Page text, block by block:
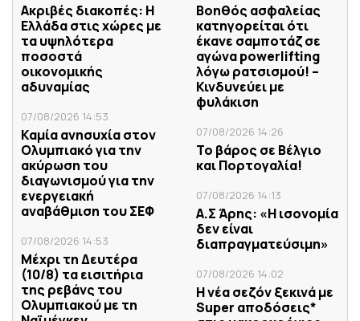
Ακριβές διακοπές: Η
Ελλάδα στις χώρες με
τα υψηλότερα
ποσοστά
οικονομικής
αδυναμίας
07/08/2026 14:53
Καμία ανησυχία στον
Ολυμπιακό για την
ακύρωση του
διαγωνισμού για την
ενεργειακή
αναβάθμιση του ΣΕΦ
07/08/2026 14:53
Μέχρι τη Δευτέρα
(10/8) τα εισιτήρια
της ρεβάνς του
Ολυμπιακού με τη
Βοηθός ασφαλείας
κατηγορείται ότι
έκανε σαμποτάζ σε
αγώνα powerlifting
λόγω ρατσισμού! –
Κινδυνεύει με
φυλάκιση
07/08/2026 14:26
Το βάρος σε Βέλγιο
και Πορτογαλία!
07/08/2026 14:13
Α.Σ Άρης: «Η ισονομία
δεν είναι
διαπραγματεύσιμη»
07/08/2026 14:02
Η νέα σεζόν ξεκινά με
Super αποδόσεις*